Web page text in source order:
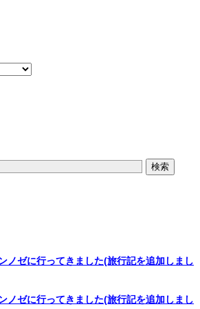
ノゼに行ってきました(旅行記を追加しまし
ノゼに行ってきました(旅行記を追加しまし